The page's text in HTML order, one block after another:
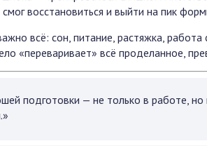
восстановиться и выйти на пик
всё: сон, питание, растяжка,
«переваривает» всё проделанное,
подготовки — не только в работе,